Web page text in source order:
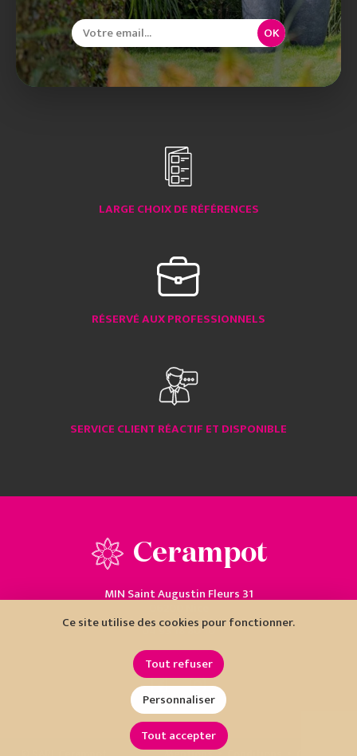
OK
LARGE CHOIX DE RÉFÉRENCES
RÉSERVÉ AUX PROFESSIONNELS
SERVICE CLIENT RÉACTIF ET DISPONIBLE
Cerampot
MIN Saint Augustin Fleurs 31
04 93 18 80 10
Ce site utilise des cookies pour fonctionner.
Tout refuser
Personnaliser
Tout accepter